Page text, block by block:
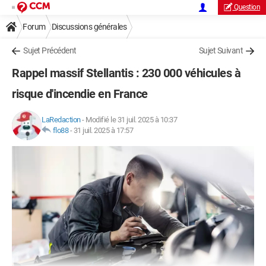
Question
Forum Discussions générales
Sujet Précédent Sujet Suivant
Rappel massif Stellantis : 230 000 véhicules à
risque d'incendie en France
LaRedaction- Modifié le 31 juil. 2025 à 10:37
flo88- 31 juil. 2025 à 17:57